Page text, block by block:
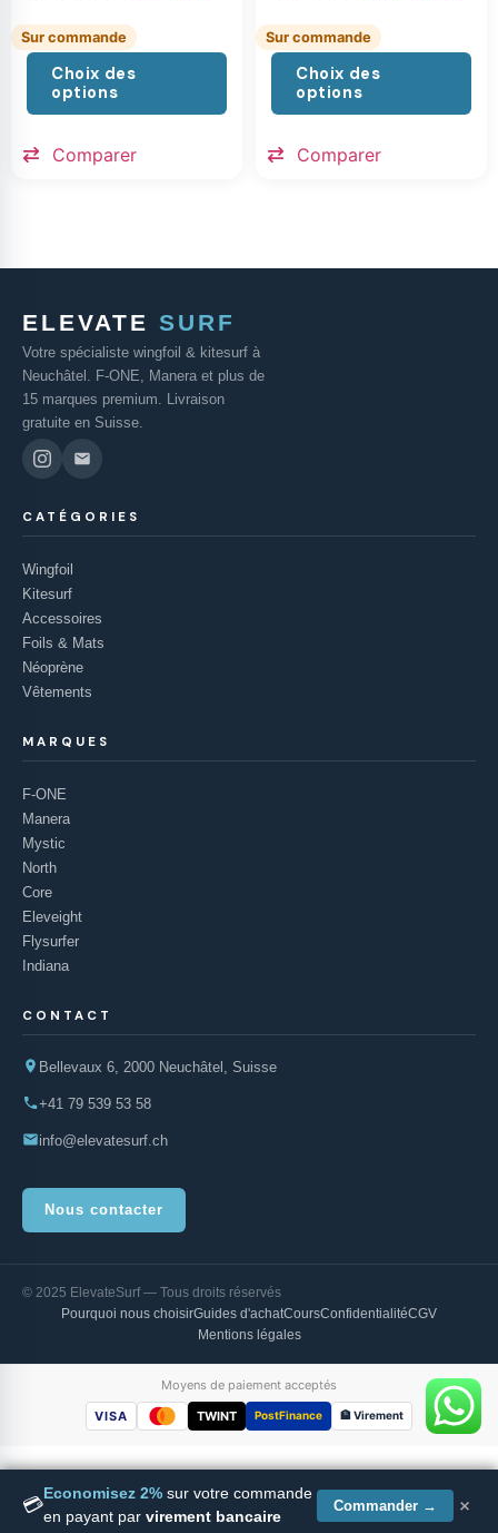
Sur commande
Choix des
options
Comparer
Sur commande
Choix des
options
Comparer
ELEVATE SURF
Votre spécialiste wingfoil & kitesurf à
Neuchâtel. F-ONE, Manera et plus de
15 marques premium. Livraison
gratuite en Suisse.
CATÉGORIES
Wingfoil
Kitesurf
Accessoires
Foils & Mats
Néoprène
Vêtements
MARQUES
F-ONE
Manera
Mystic
North
Core
Eleveight
Flysurfer
Indiana
CONTACT
Bellevaux 6, 2000 Neuchâtel, Suisse
+41 79 539 53 58
info@elevatesurf.ch
Nous contacter
© 2025 ElevateSurf — Tous droits réservés
Pourquoi nous choisirGuides d'achatCoursConfidentialitéCGV
Mentions légales
Moyens de paiement acceptés
VISA
TWINT PostFinance 🏦 Virement
Indiana Foil Alu Mast 75 cm
CHF83.40 Ajouter au panier
💳
Economisez 2% sur votre commande
en payant par virement bancaire
Commander → ×